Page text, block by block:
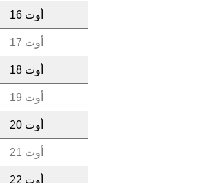
أوت 16
أوت 17
أوت 18
أوت 19
أوت 20
أوت 21
أوت 22